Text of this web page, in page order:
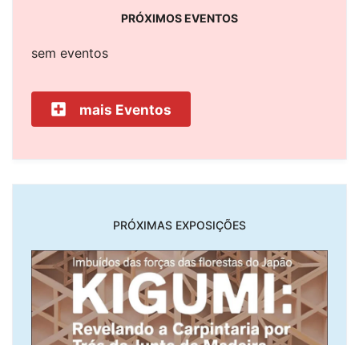
PRÓXIMOS EVENTOS
sem eventos
mais Eventos
PRÓXIMAS EXPOSIÇÕES